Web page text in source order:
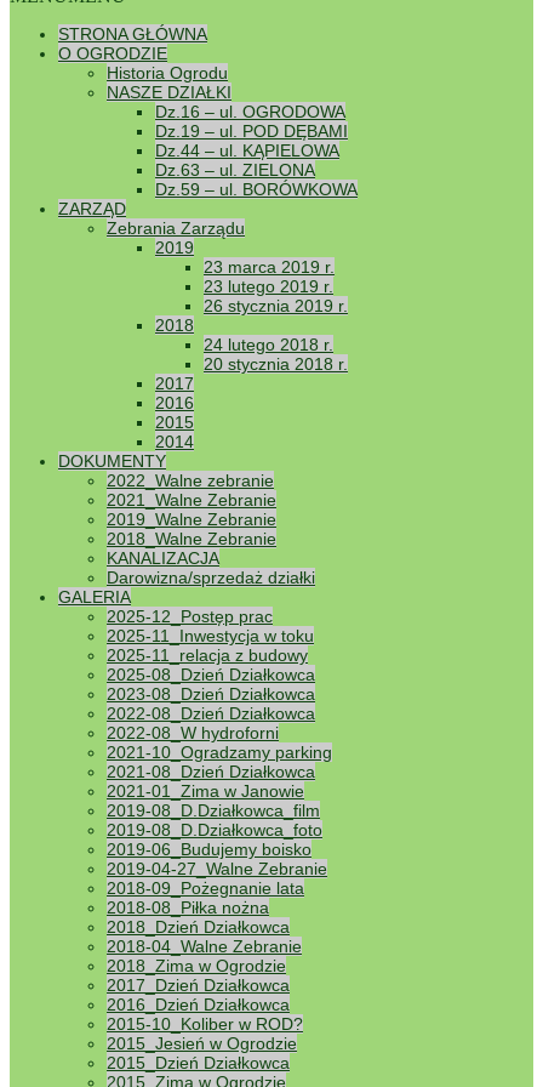
STRONA GŁÓWNA
O OGRODZIE
Historia Ogrodu
NASZE DZIAŁKI
Dz.16 – ul. OGRODOWA
Dz.19 – ul. POD DĘBAMI
Dz.44 – ul. KĄPIELOWA
Dz.63 – ul. ZIELONA
Dz.59 – ul. BORÓWKOWA
ZARZĄD
Zebrania Zarządu
2019
23 marca 2019 r.
23 lutego 2019 r.
26 stycznia 2019 r.
2018
24 lutego 2018 r.
20 stycznia 2018 r.
2017
2016
2015
2014
DOKUMENTY
2022_Walne zebranie
2021_Walne Zebranie
2019_Walne Zebranie
2018_Walne Zebranie
KANALIZACJA
Darowizna/sprzedaż działki
GALERIA
2025-12_Postęp prac
2025-11_Inwestycja w toku
2025-11_relacja z budowy
2025-08_Dzień Działkowca
2023-08_Dzień Działkowca
2022-08_Dzień Działkowca
2022-08_W hydroforni
2021-10_Ogradzamy parking
2021-08_Dzień Działkowca
2021-01_Zima w Janowie
2019-08_D.Działkowca_film
2019-08_D.Działkowca_foto
2019-06_Budujemy boisko
2019-04-27_Walne Zebranie
2018-09_Pożegnanie lata
2018-08_Piłka nożna
2018_Dzień Działkowca
2018-04_Walne Zebranie
2018_Zima w Ogrodzie
2017_Dzień Działkowca
2016_Dzień Działkowca
2015-10_Koliber w ROD?
2015_Jesień w Ogrodzie
2015_Dzień Działkowca
2015_Zima w Ogrodzie
wybraną miniaturę 😛
[Pokaz zdjęć]
1 2 ... 4 ►